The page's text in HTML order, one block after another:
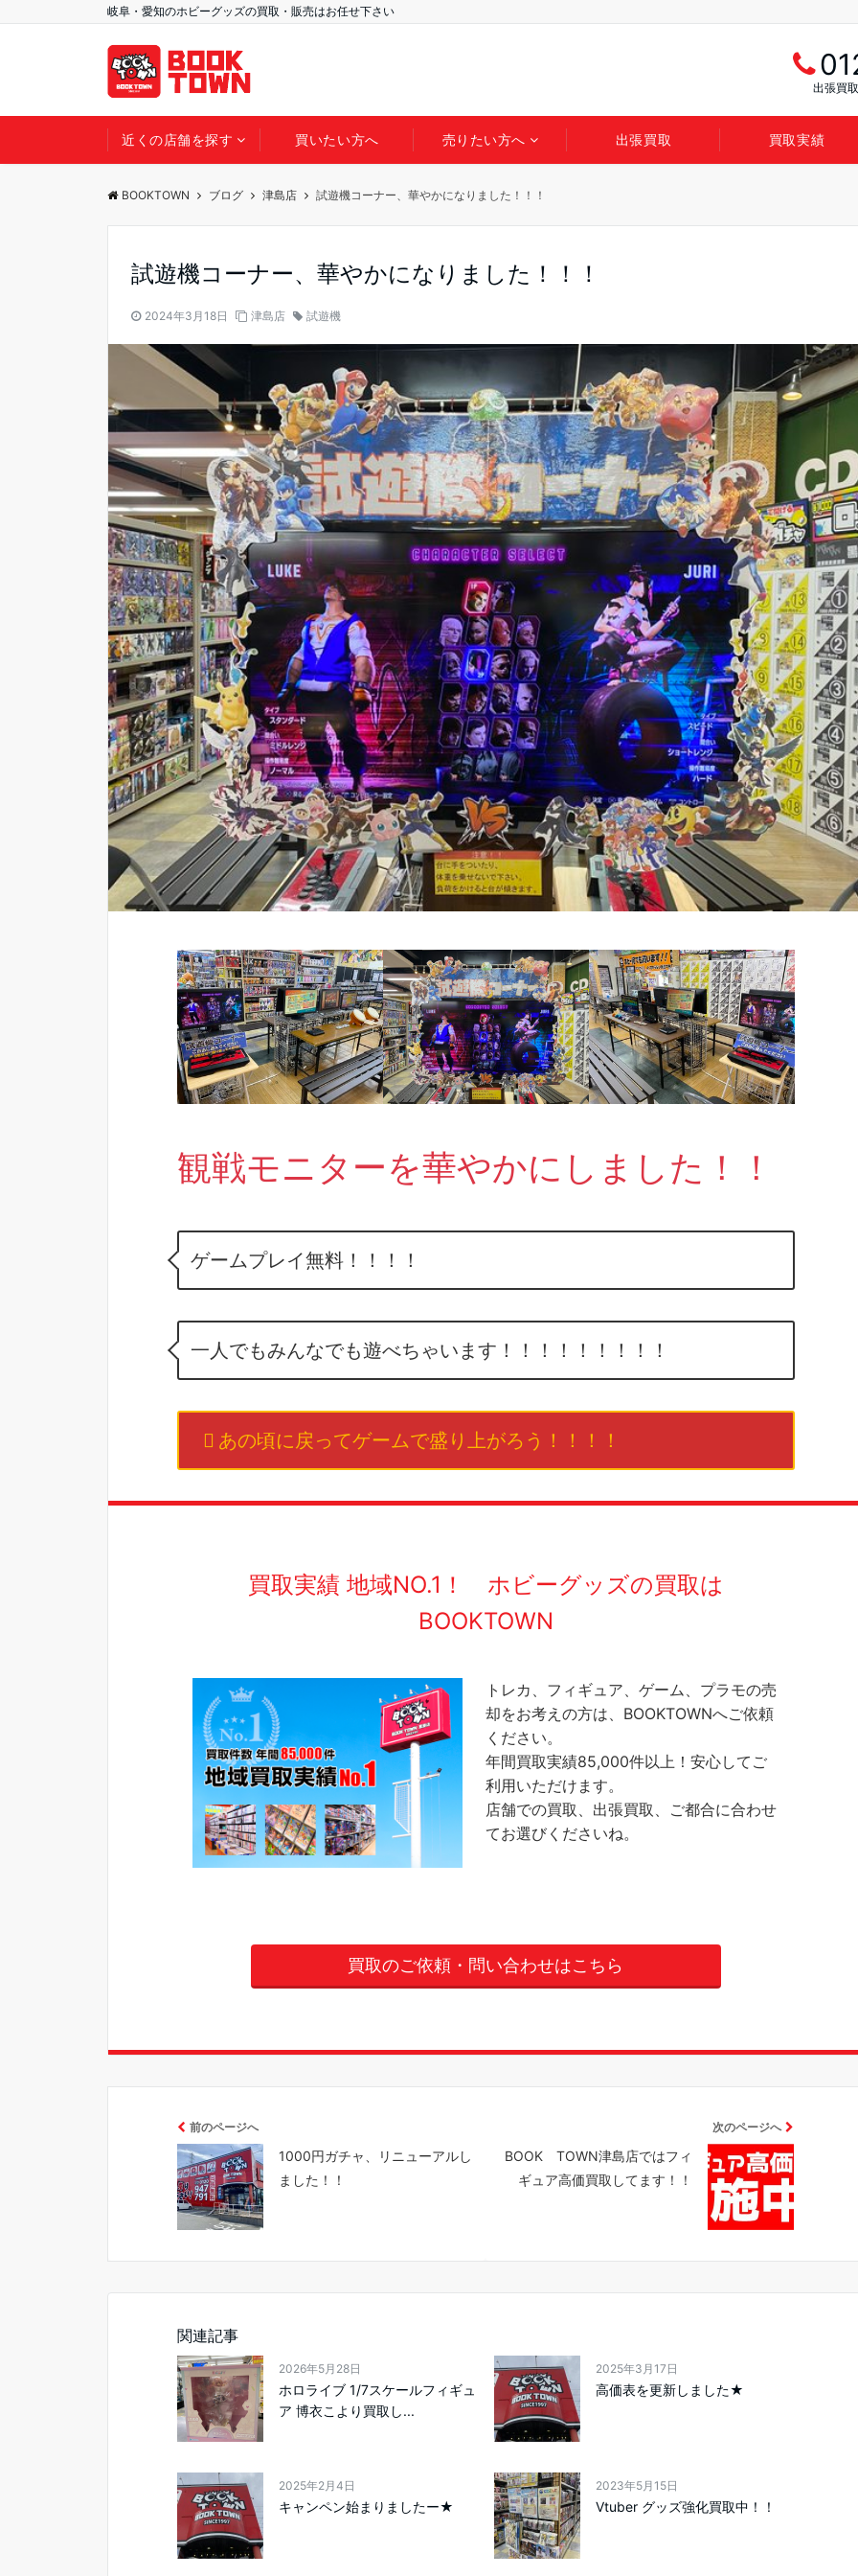
岐阜・愛知のホビーグッズの買取・販売はお任せ下さい
出張買
近くの店舗を探す 買いたい方へ 売りたい方へ 出張買取 買取実績
BOOKTOWN ブログ 津島店 試遊機コーナー、華やかになりました！！！
試遊機コーナー、華やかになりました！！！
2024年3月18日 津島店 試遊機
観戦モニターを華やかにしました！！
ゲームプレイ無料！！！！
一人でもみんなでも遊べちゃいます！！！！！！！！！
あの頃に戻ってゲームで盛り上がろう！！！！
買取実績 地域NO.1！ ホビーグッズの買取は
BOOKTOWN
トレカ、フィギュア、ゲーム、プラモの売
却をお考えの方は、BOOKTOWNへご依頼
ください。
年間買取実績85,000件以上！安心してご
利用いただけます。
店舗での買取、出張買取、ご都合に合わせ
てお選びくださいね。
買取のご依頼・問い合わせはこちら
前のページへ
1000円ガチャ、リニューアルし
ました！！
次のページへ
BOOK TOWN津島店ではフィ
ギュア高価買取してます！！
関連記事
2026年5月28日
ホロライブ 1/7スケールフィギュ
ア 博衣こより買取し...
2025年3月17日
高価表を更新しました★
2025年2月4日
キャンペン始まりましたー★
2023年5月15日
Vtuber グッズ強化買取中！！